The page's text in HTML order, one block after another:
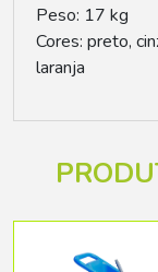
Peso: 17 kg
Cores: preto,
laranja